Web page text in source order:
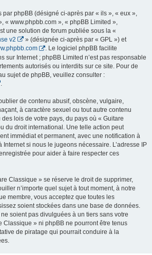
par phpBB (désigné ci-après par « ils », « eux »,
« www.phpbb.com », « phpBB Limited »,
une solution de forum publiée sous la «
v2
» (désignée ci-après par « GPL ») et
. Le logiciel phpBB facilite
sur Internet ; phpBB Limited n’est pas responsable
autorisés ou interdits sur ce site. Pour de
sujet de phpBB, veuillez consulter :
de contenu abusif, obscène, vulgaire,
à caractère sexuel ou tout autre contenu
lois de votre pays, du pays où « Guitare
du droit international. Une telle action peut
immédiat et permanent, avec une notification à
Internet si nous le jugeons nécessaire. L’adresse IP
pour aider à faire respecter ces
Classique » se réserve le droit de supprimer,
n’importe quel sujet à tout moment, à notre
membre, vous acceptez que toutes les
soient stockées dans une base de données.
soient pas divulguées à un tiers sans votre
Classique » ni phpBB ne pourront être tenus
de piratage qui pourrait conduire à la